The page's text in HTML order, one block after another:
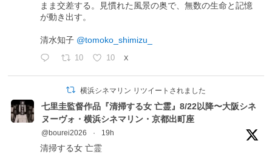
まま交差する。見慣れた風景の奥で、無数の生命と記憶
が動き出す。
清水知子 @tomoko_shimizu_
10 10 X
横浜シネマリン リツイートされました
七里圭監督作品『清掃する女 亡霊』8/22以降〜大阪シネ
ヌーヴォ・横浜シネマリン・京都出町座
@bourei2026 · 19h
清掃する女 亡霊